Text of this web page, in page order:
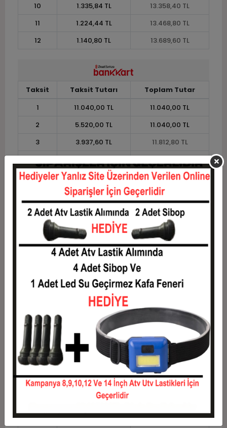
10
1.335,84 TL
13.358,40 TL
11
1.224,44 TL
13.468,80 TL
12
1.140,80 TL 13.689,60 TL
Taksit Taksit Tutarı
Toplam Tutar
1
11.040,00 TL
11.040,00 TL
2
5.520,00 TL
11.040,00 TL
3
3.937,60 TL
11.812,80 TL
5
2.450,88 TL
12.254,40 TL
2.079,20 TL
12.475,20 TL
7
1.813,71 TL
12.696,00 TL
1.614,60 TL
12.916,80 TL
9
1.459,73 TL
13.137,60 TL
1.335,84 TL
11
1.224,44 TL
13.468,80 TL
1.140,80 TL
Taksit Taksit Tutarı
Toplam Tutar
1
11.040,00 TL
11.040,00 TL
2
5.520,00 TL
11.040,00 TL
3.937,60 TL
4
3.008,40 TL
12.033,60 TL